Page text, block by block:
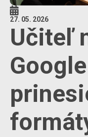
27. 05. 2026
Učiteľ